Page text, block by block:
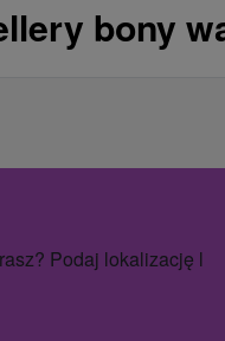
bony
Podaj lokalizację lub